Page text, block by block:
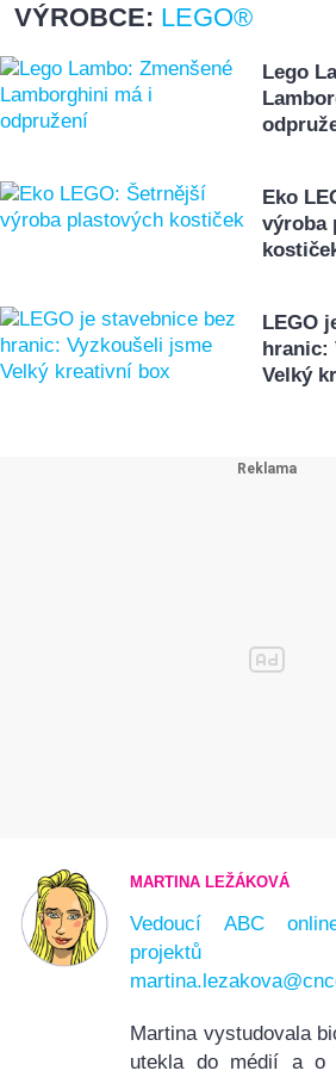
VÝROBCE: LEGO®
Lego
Eko
výroba
LEGO
hranic:
Velký
MARTINA LEŽÁKOVÁ
Vedoucí ABC
projektů
Martina vystudovala
utekla do médií a o